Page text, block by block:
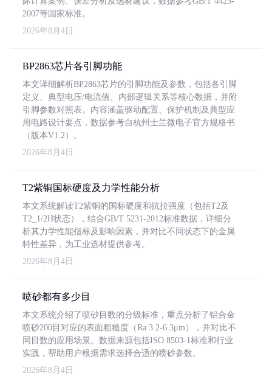
2007等国家标准。
2026年8月4日
BP2863芯片各引脚功能
本文详细解析BP2863芯片的引脚功能及参数，包括各引脚
定义、典型电压/电流值、内部逻辑关系等核心数据，并附
引脚参数对照表。内容涵盖驱动配置、保护机制及典型应
用电路设计要点，数据参考自杭州士兰微电子官方规格书
（版本V1.2）。
2026年8月4日
T2紫铜国标硬度及力学性能分析
本文系统解读T2紫铜的国标硬度和抗拉强度（包括T2及
T2_1/2H状态），结合GB/T 5231-2012标准数据，详细分
析其力学性能指标及影响因素，并对比不同状态下的金属
特性差异，为工业选材提供参考。
2026年8月4日
喷砂都有多少目
本文系统介绍了喷砂目数的分级标准，重点分析了铝合金
喷砂200目对应的表面粗糙度（Ra 3.2-6.3μm），并对比不
同目数的应用场景。数据来源包括ISO 8503-1标准和行业
实践，帮助用户根据需求选择合适的喷砂参数。
2026年8月4日